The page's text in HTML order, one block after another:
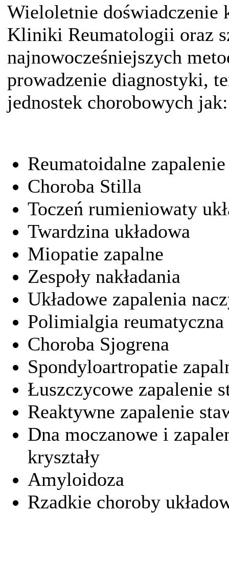
Wieloletnie
Kliniki Reumatologii oraz
najnowocześniejszych
prowadzenie diagnostyki,
jednostek chorobowych jak:
Reumatoidalne
Choroba Stilla
Toczeń rumieniowaty
Twardzina układowa
Miopatie zapalne
Zespoły nakładania
Układowe zapalenia
Polimialgia reumatyczna
Choroba Sjogrena
Spondyloartropatie
Łuszczycowe zapalenie
Reaktywne zapalenie
Dna moczanowe i
kryształy
Amyloidoza
Rzadkie choroby